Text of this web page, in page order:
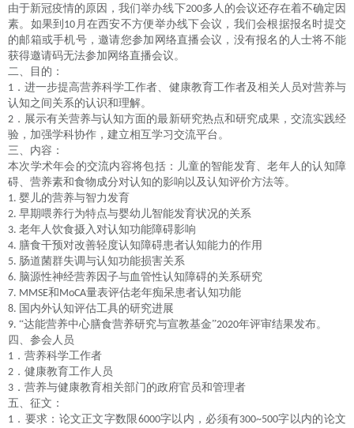
由于新冠疫情的原因，我们举办线下200多人的会议还存在着不确定因
素。如果到 10 月在西安不方便举办线下会议，我们会根据报名时提交
的邮箱或手机号，邀请您参加网络直播会议，没有报名的人士将不能
获得邀请码无法参加网络直播会议。
二、目的：
1 ．进一步提高营养科学工作者、健康教育工作者及相关人员对营养与
认知之间关系的认识和理解。
2 ．展示有关营养与认知方面的最新研究热点和研究成果，交流实践经
验，加强学科协作，建立相互学习交流平台。
三、内容：
本次学术年会的交流内容将包括：儿童的智能发育、老年人的认知障
碍、营养素和食物成分对认知的影响以及认知评价方法等。
1. 婴儿的营养与智力发育
2. 早期喂养行为特点与婴幼儿智能发育状况的关系
3. 老年人饮食摄入对认知功能障碍影响
4. 膳食干预对改善轻度认知障碍患者认知能力的作用
5. 肠道菌群失调与认知功能损害关系
6. 脑源性神经营养因子与血管性认知障碍的关系研究
7. MMSE和 MoCA量表评估老年痴呆患者认知功能
8. 国内外认知评估工具的研究进展
9. “达能营养中心膳食营养研究与宣教基金”2020年评审结果发布。
四、参会人员
1 ．营养科学工作者
2 ．健康教育工作人员
3 ．营养与健康教育相关部门的政府官员和管理者
五、征文：
1 ．要求：论文正文字数限6000字以内，必须有300~500字以内的论文